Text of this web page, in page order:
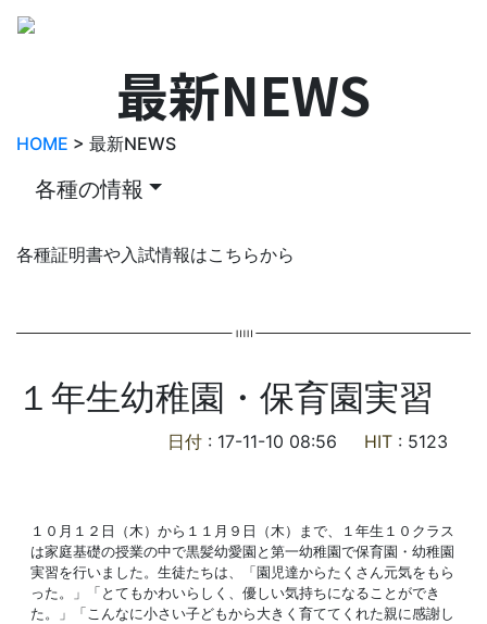
最新NEWS
HOME > 最新NEWS
各種の情報
各種証明書や入試情報はこちらから
１年生幼稚園・保育園実習
日付 : 17-11-10 08:56 HIT : 5123
１０月１２日（木）から１１月９日（木）まで、１年生１０クラス
は家庭基礎の授業の中で黒髪幼愛園と第一幼稚園で保育園・幼稚園
実習を行いました。生徒たちは、「園児達からたくさん元気をもら
った。」「とてもかわいらしく、優しい気持ちになることができ
た。」「こんなに小さい子どもから大きく育ててくれた親に感謝し